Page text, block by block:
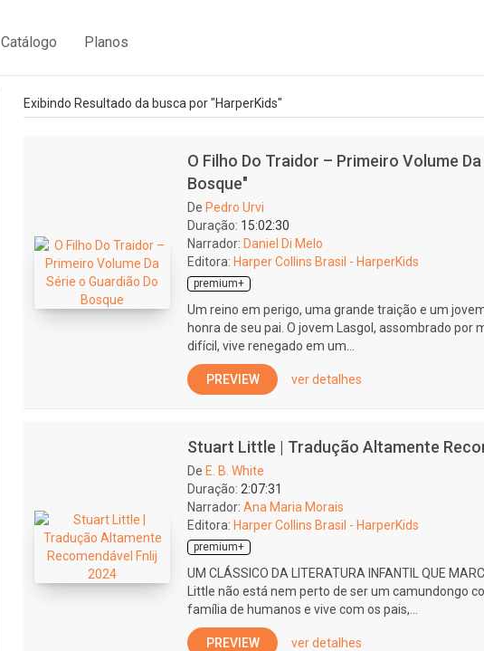
Catálogo Planos
Exibindo Resultado da busca por "HarperKids"
O Filho Do Traidor – Primeiro Volume
Bosque"
De Pedro Urvi
Duração: 15:02:30
Narrador: Daniel Di Melo
Editora: Harper Collins Brasil - HarperKids
premium+
Um reino em perigo, uma grande traição e um
honra de seu pai. O jovem Lasgol, assombrado por
difícil, vive renegado em um...
PREVIEW ver detalhes
Stuart Little | Tradução Altamente
De E. B. White
Duração: 2:07:31
Narrador: Ana Maria Morais
Editora: Harper Collins Brasil - HarperKids
premium+
UM CLÁSSICO DA LITERATURA INFANTIL QUE
Little não está nem perto de ser um camundongo
família de humanos e vive com os pais,...
PREVIEW ver detalhes